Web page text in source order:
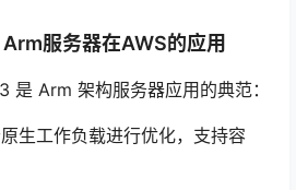
服务器在AWS的应用
是 Arm 架构服务器应用的典范：
生工作负载进行优化，支持容